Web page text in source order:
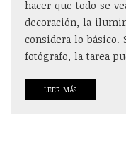
hacer que todo se
decoración, la
considera lo básico.
fotógrafo, la tarea
LEER MÁS